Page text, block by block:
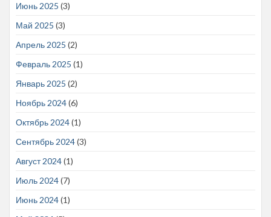
Июнь 2025 (3)
Май 2025 (3)
Апрель 2025 (2)
Февраль 2025 (1)
Январь 2025 (2)
Ноябрь 2024(6)
Октябрь 2024(1)
Сентябрь 2024(3)
Август 2024(1)
Июль 2024(7)
Июнь 2024(1)